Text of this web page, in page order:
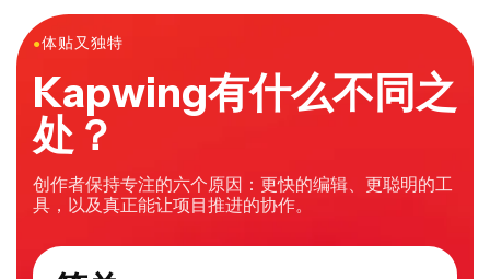
●体贴又独特
Kapwing有什么不同之
处？
具，以及真正能让项目推进的协作。
简单